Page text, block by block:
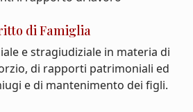
di Famiglia
e stragiudiziale in materia di
di rapporti patrimoniali ed
e di mantenimento dei figli.